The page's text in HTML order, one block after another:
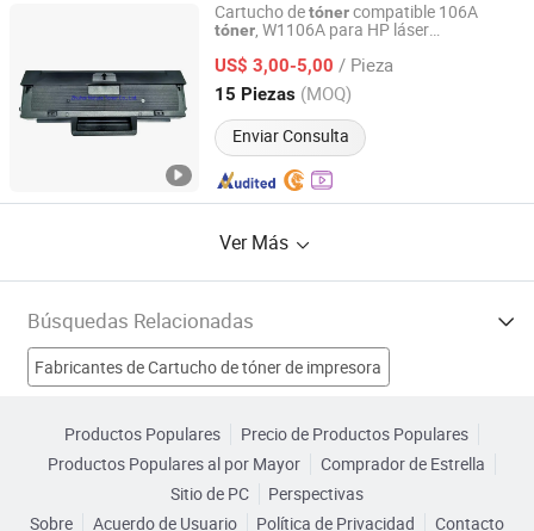
Cartucho detónercompatible 106A
tóner, W1106A para HP láser
láser Mfp 137fnw
US$ 3,00-5,00 / Pieza
15 Piezas (MOQ)
Enviar Consulta
Zhuhai Nature Toner Co., Ltd.
Guangdong, China Desde 2021
Ver Más
Búsquedas Relacionadas
Fabricantes de Cartucho de tóner de impresora
Fabricantes de Tóner de copiadora
Productos Populares
Precio de Productos Populares
Productos Populares al por Mayor
Comprador de Estrella
Sitio de PC
Perspectivas
Sobre
Acuerdo de Usuario Política de Privacidad Contacto